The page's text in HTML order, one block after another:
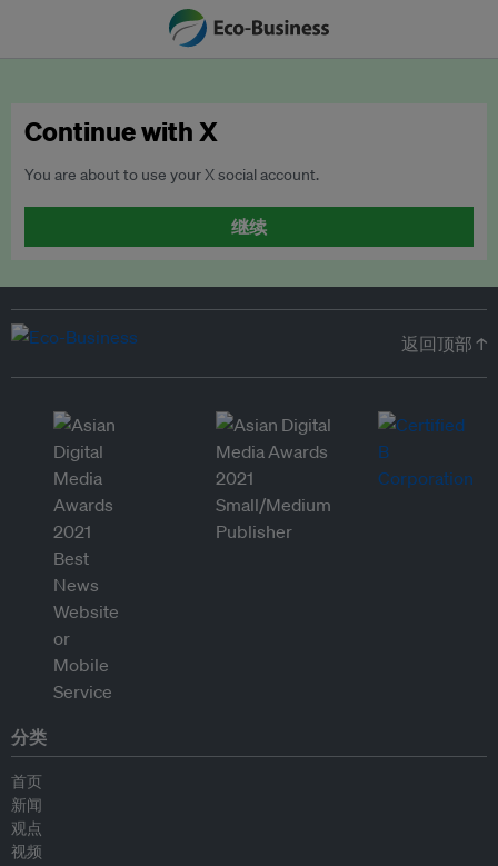
Continue with X
You are about to use your X social account.
继续
返回顶部 ↑
分类
首页
新闻
观点
视频